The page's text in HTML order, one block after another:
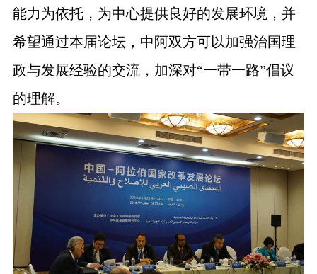
能力为依托，为中心提供良好的发展环境， 并
希望通过本届论坛，中阿双方可以加强治国理
政与发展经验的交流，加深对“一带一路”倡议
的理解。